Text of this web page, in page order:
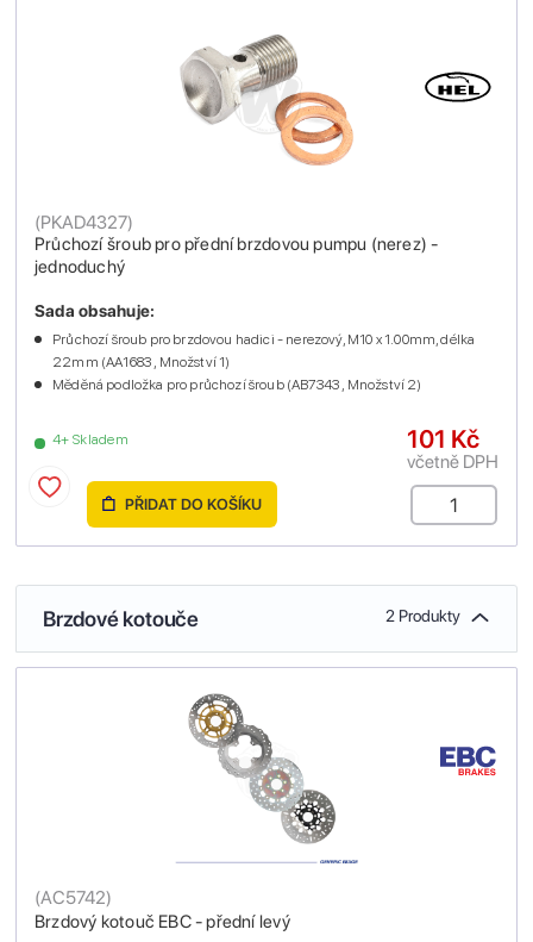
Průchozí šroub pro přední brzdovou pumpu (nerez) -
jednoduchý
(PKAD4327)
4+ Skladem
Sada obsahuje:
Průchozí šroub pro brzdovou hadici - nerezový, M10 x 1.00mm, délka
22mm (AA1683 , Množství 1)
Měděná podložka pro průchozí šroub (AB7343 , Množství 2)
101 Kč
včetně DPH
PŘIDAT DO KOŠÍKU
Brzdové kotouče 2 Produkty
Brzdový kotouč EBC - přední levý
(AC5742)